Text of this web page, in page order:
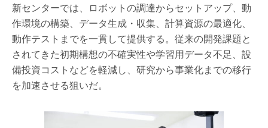
新センターでは、ロボットの調達からセットアップ、動
作環境の構築、データ生成・収集、計算資源の最適化、
動作テストまでを一貫して提供する。従来の開発課題と
されてきた初期構想の不確実性や学習用データ不足、設
備投資コストなどを軽減し、研究から事業化までの移行
を加速させる狙いだ。